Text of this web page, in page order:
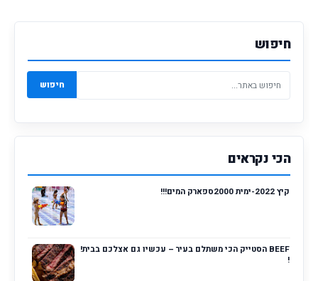
חיפוש
חיפוש
הכי נקראים
קיץ 2022-ימית 2000ספארק המים!!!
BEEF הסטייק הכי משתלם בעיר – עכשיו גם אצלכם בבית!
!